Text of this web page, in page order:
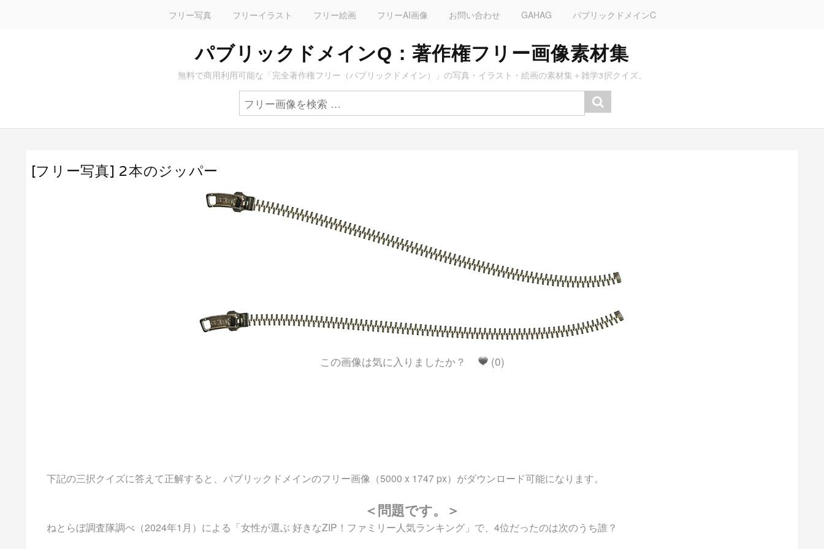
フリー写真 フリーイラスト フリー絵画 フリーAI画像 お問い合わせ GAHAG パブリックドメインC
パブリックドメインQ：著作権フリー画像素材集
無料で商用利用可能な「完全著作権フリー（パブリックドメイン）」の写真・イラスト・絵画の素材集＋雑学3択クイズ。
[フリー写真] 2本のジッパー
この画像は気に入りましたか？ (0)
下記の三択クイズに答えて正解すると、パブリックドメインのフリー画像（5000 x 1747 px）がダウンロード可能になります。
＜問題です。＞
ねとらぼ調査隊調べ（2024年1月）による「女性が選ぶ 好きなZIP！ファミリー人気ランキング」で、4位だったのは次のうち誰？